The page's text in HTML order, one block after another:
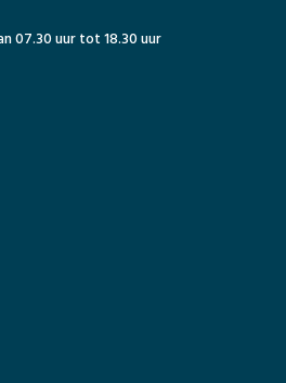
07.30 uur tot 18.30 uur